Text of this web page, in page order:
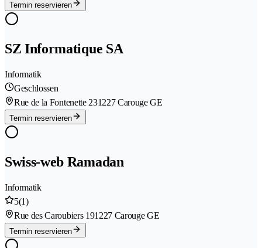
Termin reservieren
SZ Informatique SA
Informatik
Geschlossen
Rue de la Fontenette 231227 Carouge GE
Termin reservieren
Swiss-web Ramadan
Informatik
5(1)
Rue des Caroubiers 191227 Carouge GE
Termin reservieren